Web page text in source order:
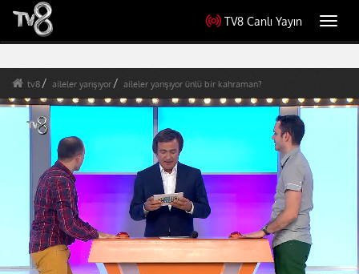
TV8 Canlı Yayın
tv8 aileler yarışıyor aileler yarışıyor ünlü bir kahraman?